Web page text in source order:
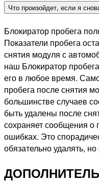
Что произойдет, если я
Блокиратор пробега
Показатели пробега
снятия модуля с
наш Блокиратор
его в любое время.
пробега после снятия
большинстве случаев
быть удалены после
сохраняет сообщения
ошибках. Это
обязательно удалять,